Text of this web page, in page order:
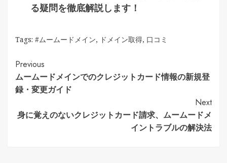
る疑問を徹底解説します！
Tags: #ムームードメイン, ドメイン取得, 口コミ
Continue
Reading
Previous
ムームードメインでのクレジットカード情報の新規登
録・変更ガイド
Next
身に覚えのないクレジットカード請求、ムームードメ
イントラブルの解決法